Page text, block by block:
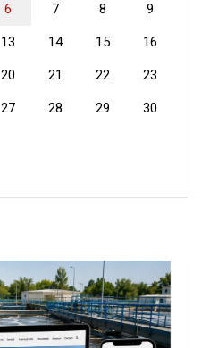
6 7 8 9
13 14 15 16
20 21 22 23
27 28 29 30